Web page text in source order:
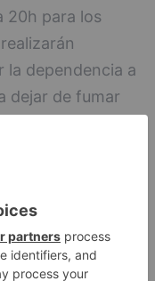
20h para los
la dependencia a
dejar de fumar
estratégica,